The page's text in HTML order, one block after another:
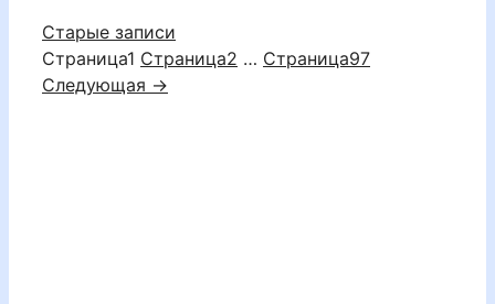
Старые записи
Страница1 Страница2 … Страница97
Следующая →